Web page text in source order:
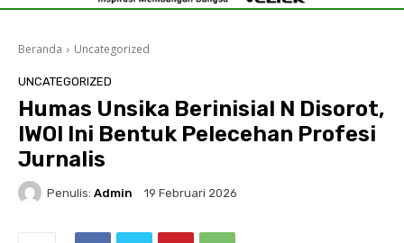
Beranda Uncategorized
UNCATEGORIZED
Humas Unsika Berinisial N Disorot,
IWOI Ini Bentuk Pelecehan Profesi
Jurnalis
Penulis: Admin 19 Februari 2026